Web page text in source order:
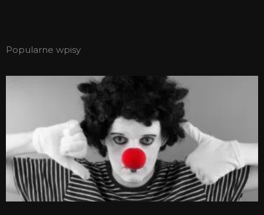
Popularne wpisy